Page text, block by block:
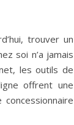
trouver un
soi n’a jamais
les outils de
offrent une